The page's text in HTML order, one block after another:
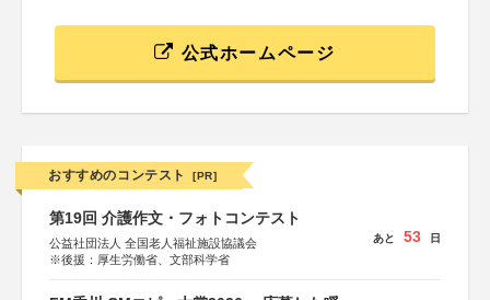
公式ホームページ
おすすめのコンテスト [PR]
第19回 介護作文・フォトコンテスト
公益社団法人 全国老人福祉施設協議会
※後援：厚生労働省、文部科学省
あと 53 日